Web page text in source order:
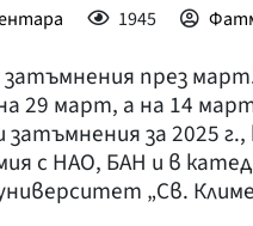
1945
през
29 март, а на 14
за 2025 г.,
с НАО, БАН и в
„Св.